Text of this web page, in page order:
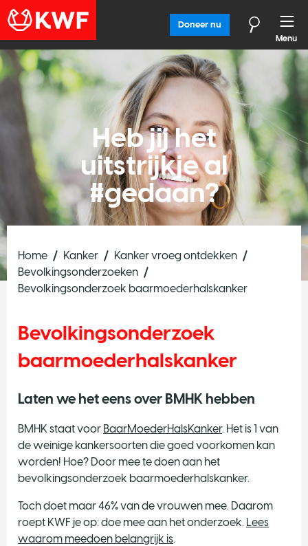
Doneer nu
Menu
Heb jij het
uitstrijkje al
#gedaan?
Home Kanker
Kanker vroeg ontdekken
Bevolkingsonderzoeken
Bevolkingsonderzoek baarmoederhalskanker
Bevolkingsonderzoek
baarmoederhalskanker
Laten we het eens over BMHK hebben
BMHK staat voor BaarMoederHalsKanker. Het is 1 van
de weinige kankersoorten die goed voorkomen kan
worden! Hoe? Door mee te doen aan het
bevolkingsonderzoek baarmoederhalskanker.
Toch doet maar 46% van de vrouwen mee. Daarom
roept KWF je op: doe mee aan het onderzoek. Lees
waarom meedoen belangrijk is.